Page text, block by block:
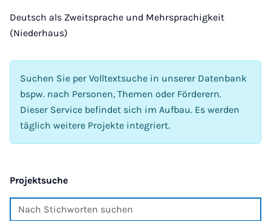
Deutsch als Zweitsprache und Mehrsprachigkeit
(Niederhaus)
Suchen Sie per Volltextsuche in unserer Datenbank
bspw. nach Personen, Themen oder Förderern.
Dieser Service befindet sich im Aufbau. Es werden
täglich weitere Projekte integriert.
Projektsuche